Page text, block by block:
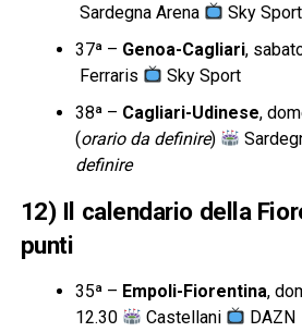
Sardegna Arena
Sky Sport
37ª – Genoa-Cagliari,
Ferraris
Sky Sport
38ª – Cagliari-Udinese,
(orario da definire)
definire
12) Il calendario della
punti
35ª – Empoli-Fiorentina,
12.30
Castellani
DAZN